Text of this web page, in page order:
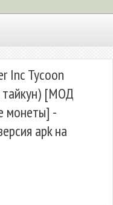
Inc Tycoon
[МОД
монеты] -
apk на